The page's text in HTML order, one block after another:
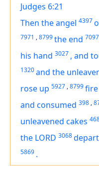
Judges 6:21
Then the angel 4397
7971 ,8799the end 7097
his hand 3027 , and
1320and the
rose up 5927 ,8799fire
and consumed 398 ,
unleavened cakes
the LORD 3068
5869 .